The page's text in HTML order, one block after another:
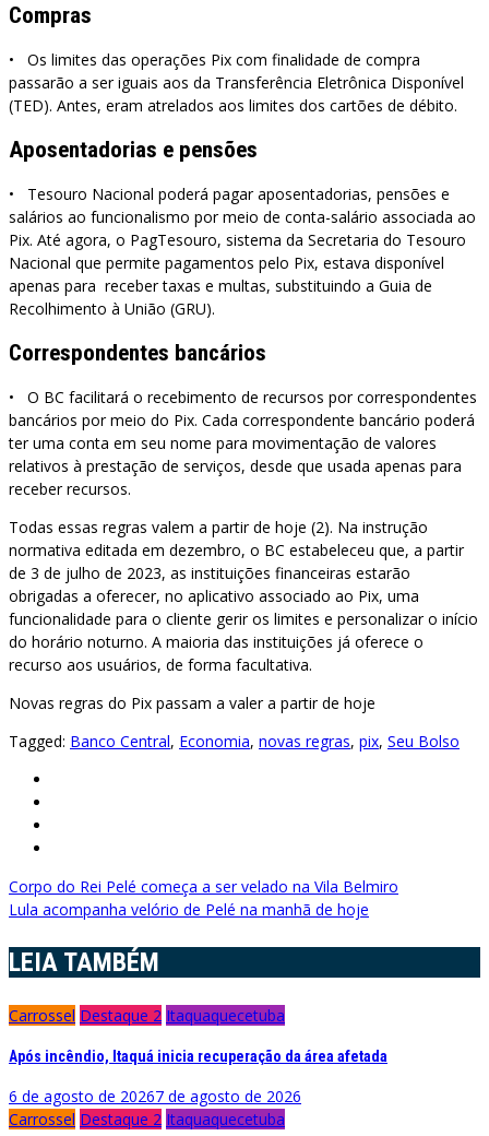
Compras
• Os limites das operações Pix com finalidade de compra
passarão a ser iguais aos da Transferência Eletrônica Disponível
(TED). Antes, eram atrelados aos limites dos cartões de débito.
Aposentadorias e pensões
• Tesouro Nacional poderá pagar aposentadorias, pensões e
salários ao funcionalismo por meio de conta-salário associada ao
Pix. Até agora, o PagTesouro, sistema da Secretaria do Tesouro
Nacional que permite pagamentos pelo Pix, estava disponível
apenas para receber taxas e multas, substituindo a Guia de
Recolhimento à União (GRU).
Correspondentes bancários
• O BC facilitará o recebimento de recursos por correspondentes
bancários por meio do Pix. Cada correspondente bancário poderá
ter uma conta em seu nome para movimentação de valores
relativos à prestação de serviços, desde que usada apenas para
receber recursos.
Todas essas regras valem a partir de hoje (2). Na instrução
normativa editada em dezembro, o BC estabeleceu que, a partir
de 3 de julho de 2023, as instituições financeiras estarão
obrigadas a oferecer, no aplicativo associado ao Pix, uma
funcionalidade para o cliente gerir os limites e personalizar o início
do horário noturno. A maioria das instituições já oferece o
recurso aos usuários, de forma facultativa.
Novas regras do Pix passam a valer a partir de hoje
Tagged: Banco Central, Economia, novas regras, pix, Seu Bolso
Navegação
de
Post
Corpo do Rei Pelé começa a ser velado na Vila Belmiro
Lula acompanha velório de Pelé na manhã de hoje
LEIA TAMBÉM
Carrossel Destaque 2 Itaquaquecetuba
Após incêndio, Itaquá inicia recuperação da área afetada
6 de agosto de 20267 de agosto de 2026
Carrossel Destaque 2 Itaquaquecetuba